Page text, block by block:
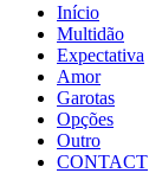
Início
Multidão
Expectativa
Amor
Garotas
Opções
Outro
CONTACT